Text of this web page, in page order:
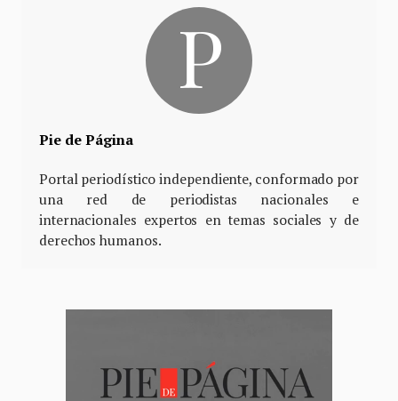
Pie de Página
Portal periodístico independiente, conformado por
una red de periodistas nacionales e
internacionales expertos en temas sociales y de
derechos humanos.